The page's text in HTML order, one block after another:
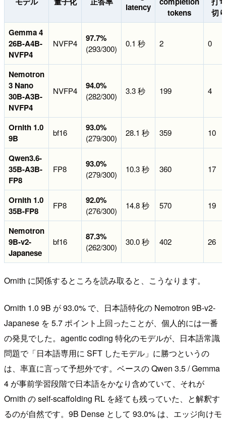
latency
tokens
切り
Gemma 4
26B-A4B-
NVFP4
NVFP4 97.7%
(293/300)
0.1 秒 2 0
Nemotron
3 Nano
30B-A3B-
NVFP4
NVFP4 94.0%
(282/300)
3.3 秒 199 4
Ornith 1.0
9B
bf16 93.0%
(279/300)
28.1 秒 359 10
Qwen3.6-
35B-A3B-
FP8
FP8 93.0%
(279/300)
10.3 秒 360 17
Ornith 1.0
35B-FP8
FP8 92.0%
(276/300)
14.8 秒 570 19
Nemotron
9B-v2-
Japanese
bf16 87.3%
(262/300)
30.0 秒 402 26
Ornith に関係するところを読み取ると、こうなります。
Ornith 1.0 9B が 93.0% で、日本語特化の Nemotron 9B-v2-
Japanese を 5.7 ポイント上回ったことが、個人的には一番
の発見でした。agentic coding 特化のモデルが、日本語常識
問題で「日本語専用に SFT したモデル」に勝つというの
は、率直に言って予想外です。ベースの Qwen 3.5 / Gemma
4 が事前学習段階で日本語をかなり含めていて、それが
Ornith の self-scaffolding RL を経ても残っていた、と解釈す
るのが自然です。9B Dense として 93.0% は、エッジ向けモ